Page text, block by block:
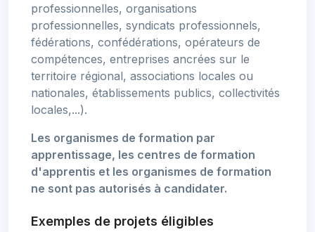
professionnelles, organisations
professionnelles, syndicats professionnels,
fédérations, confédérations, opérateurs de
compétences, entreprises ancrées sur le
territoire régional, associations locales ou
nationales, établissements publics, collectivités
locales,...).
Les organismes de formation par
apprentissage, les centres de formation
d'apprentis et les organismes de formation
ne sont pas autorisés à candidater.
Exemples de projets éligibles